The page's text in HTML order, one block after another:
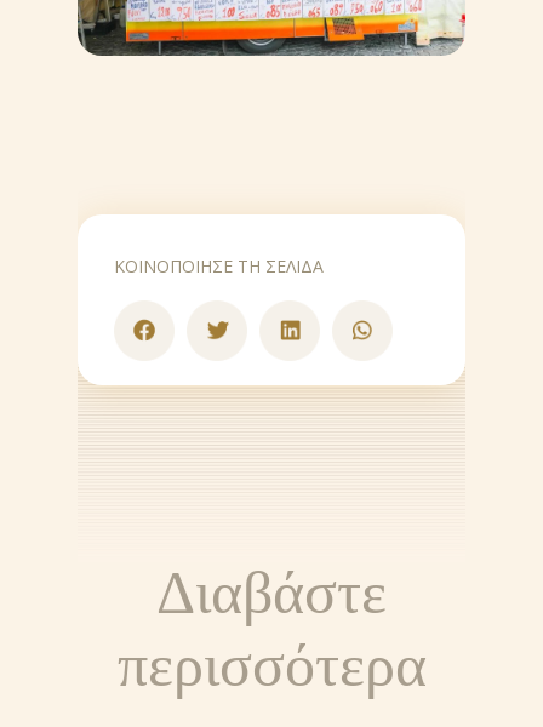
ΚΟΙΝΟΠΟΙΗΣΕ ΤΗ ΣΕΛΙΔΑ
Διαβάστε
περισσότερα